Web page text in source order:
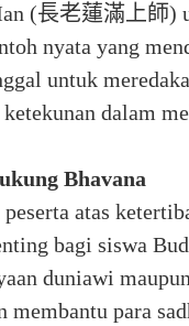
(長老蓮滿上師)
nyata yang
untuk
dalam
Bhavana
atas
bagi siswa
duniawi
para